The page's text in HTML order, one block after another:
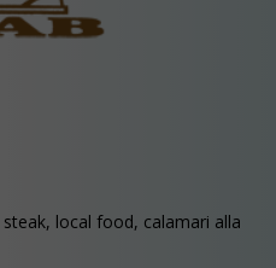
local food, calamari alla